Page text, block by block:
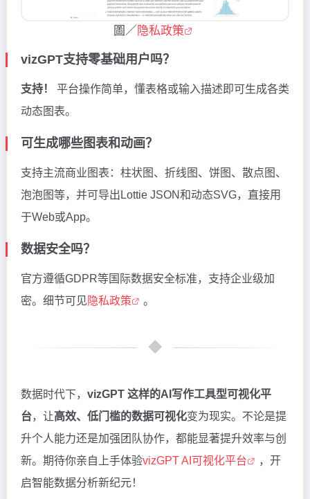
圖／ 隐私政策
vizGPT支持零基础用户吗？
支持！
平台操作简单，懂表格或输入描述即可生成各类
动态图表。
可生成哪些图表和动画？
支持主流商业图表：柱状图、折线图、饼图、散点图、
泡泡图等，并可导出Lottie JSON和动态SVG，直接用
于Web或App。
数据安全吗？
官方遵循GDPR等国际数据安全标准，支持企业级加
密。细节可见 隐私政策 。
数据时代下， vizGPT 这样的AI写作工具型可视化平
台，让高效、低门槛的数据可视化变为现实。不论是提
升个人能力还是加强团队协作，都能显著提升效率与创
新。期待你亲自上手体验vizGPT AI可视化平台
，开
启智能数据分析新纪元！